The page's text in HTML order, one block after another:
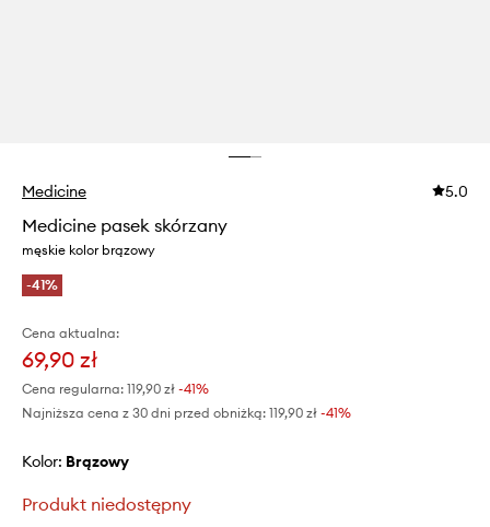
Medicine 5.0
Medicine pasek skórzany
męskie kolor brązowy
-41%
Cena aktualna:
69,90 zł
Cena regularna: 119,90 zł -41%
Najniższa cena z 30 dni przed obniżką: 119,90 zł -41%
Kolor: brązowy
Produkt niedostępny